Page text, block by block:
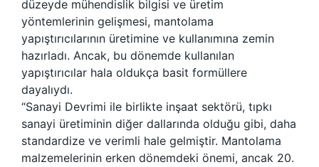
düzeyde mühendislik bilgisi ve üretim
yöntemlerinin gelişmesi, mantolama
yapıştırıcılarının üretimine ve kullanımına zemin
hazırladı. Ancak, bu dönemde kullanılan
yapıştırıcılar hala oldukça basit formüllere
dayalıydı.
“Sanayi Devrimi ile birlikte inşaat sektörü, tıpkı
sanayi üretiminin diğer dallarında olduğu gibi, daha
standardize ve verimli hale gelmiştir. Mantolama
malzemelerinin erken dönemdeki önemi, ancak 20.